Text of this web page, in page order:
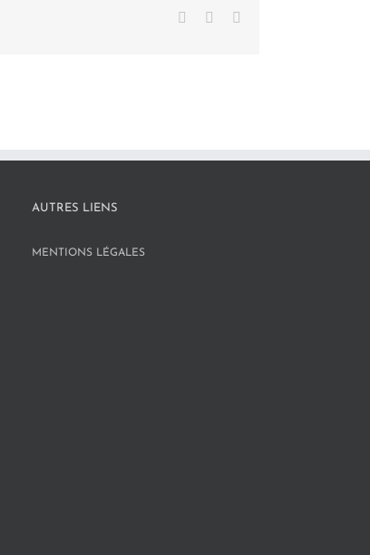
Facebook
AUTRES LIENS
MENTIONS LÉGALES